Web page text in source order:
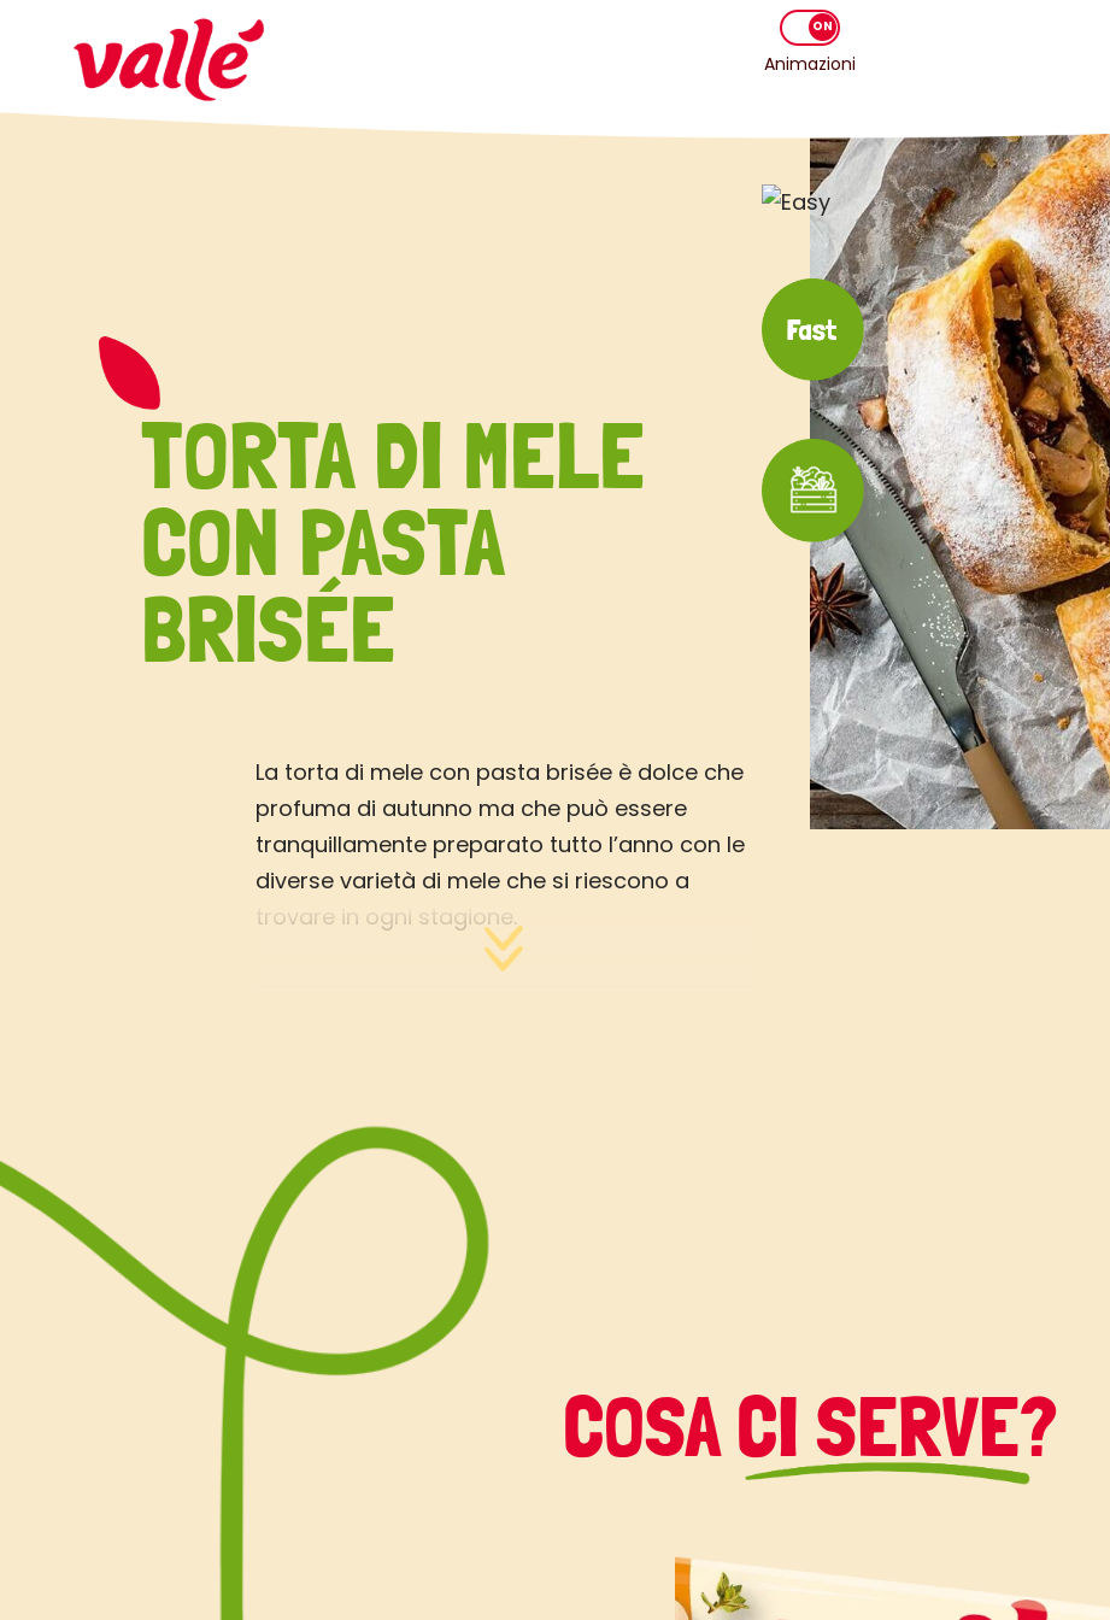
Animazioni
TORTA DI MELE
CON PASTA
BRISÉE
La torta di mele con pasta brisée è dolce che
profuma di autunno ma che può essere
tranquillamente preparato tutto l’anno con le
diverse varietà di mele che si riescono a
trovare in ogni stagione.
Questa torta di mele tipo apple pie è stata
Grazie agli ingredienti Vallé questa torta di
mele è senza lattosio.
Cliccate qui
per scoprire tutte le ricette di
Sofia.
Scopri qui tutti i passaggi per realizzare la
torta di mele con pasta brisée:
COSA CI SERVE?